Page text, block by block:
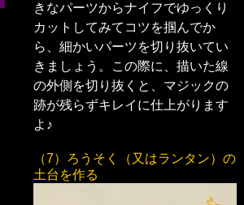
きなパーツからナイフでゆっくり
カットしてみてコツを掴んでか
ら、細かいパーツを切り抜いてい
きましょう。この際に、描いた線
の外側を切り抜くと、マジックの
跡が残らずキレイに仕上がります
よ♪
（7）ろうそく（又はランタン）の
土台を作る